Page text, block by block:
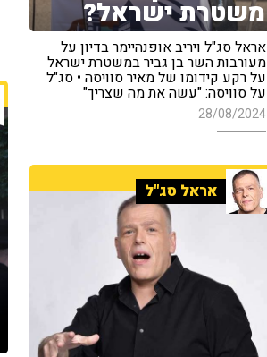
משטרת ישראל?
אראל סג"ל ויריב אופנהיימר בדיון על
מעורבות השר בן גביר במשטרת ישראל
על רקע קידומו של מאיר סוויסה • סג"ל
על סוויסה: "עשה את מה שצריך"
28/08/2024
אראל סג"ל